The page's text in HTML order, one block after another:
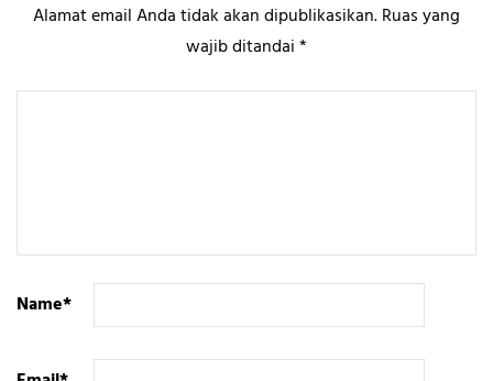
Alamat email Anda tidak akan dipublikasikan.Ruas yang
wajib ditandai*
Name*